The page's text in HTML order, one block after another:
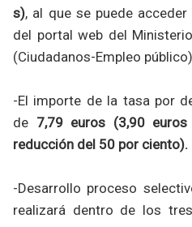
s), al que se puede
del portal web del
(Ciudadanos-Empleo público)
-El importe de la tasa por
de 7,79 euros (3,90
reducción del 50 por ciento).
-Desarrollo proceso
realizará dentro de los